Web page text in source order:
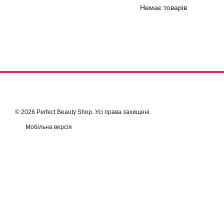
Немає товарів
© 2026 Perfect Beauty Shop. Усі права захищені.
Мобільна версія